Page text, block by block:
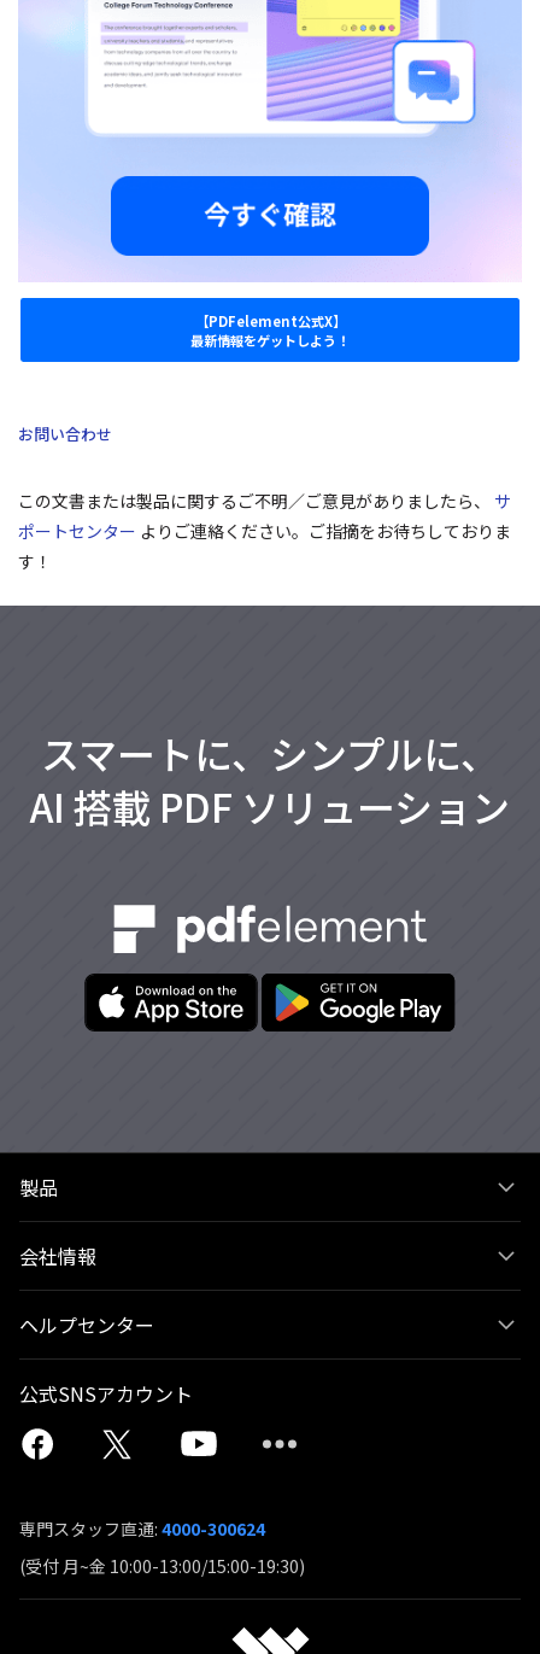
【PDFelement公式X】
最新情報をゲットしよう！
お問い合わせ
この文書または製品に関するご不明／ご意見がありましたら、 サ
ポートセンター よりご連絡ください。ご指摘をお待ちしておりま
す！
スマートに、シンプルに、
AI 搭載 PDF ソリューション
製品
会社情報
ヘルプセンター
公式SNSアカウント
専門スタッフ直通: 4000-300624
(受付 月~金 10:00-13:00/15:00-19:30)